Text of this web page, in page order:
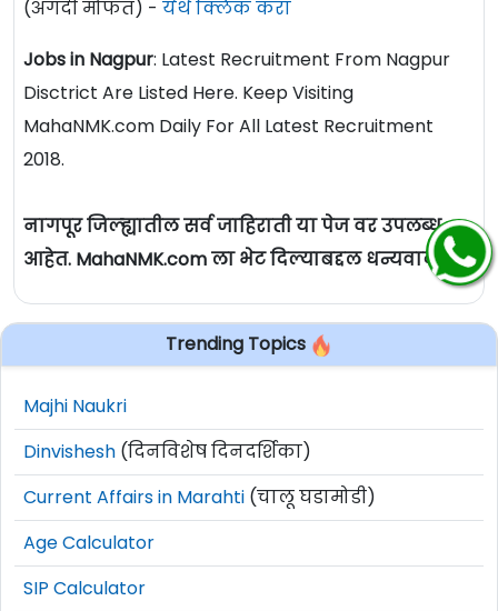
(अगदी मोफत) - येथे क्लिक करा
Jobs in Nagpur: Latest Recruitment From Nagpur
Disctrict Are Listed Here. Keep Visiting
MahaNMK.com Daily For All Latest Recruitment
2018.
नागपूर जिल्ह्यातील सर्व जाहिराती या पेज वर उपलब्ध
आहेत. MahaNMK.com ला भेट दिल्याबद्दल धन्यवाद.
Trending Topics
Majhi Naukri
Dinvishesh (दिनविशेष दिनदर्शिका)
Current Affairs in Marahti (चालू घडामोडी)
Age Calculator
SIP Calculator